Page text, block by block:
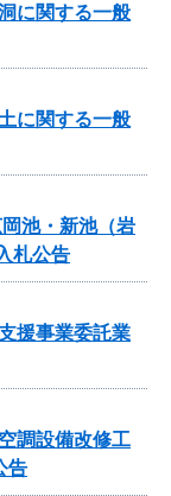
に関する一般
に関する一般
池・新池（岩
札公告
援事業委託業
調設備改修工
告